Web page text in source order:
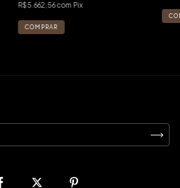
R$5.662,56com Pix